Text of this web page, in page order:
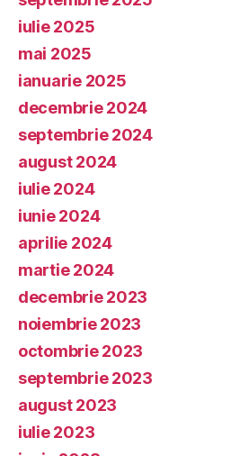
iulie 2025
mai 2025
ianuarie 2025
decembrie 2024
septembrie 2024
august 2024
iulie 2024
iunie 2024
aprilie 2024
martie 2024
decembrie 2023
noiembrie 2023
octombrie 2023
septembrie 2023
august 2023
iulie 2023